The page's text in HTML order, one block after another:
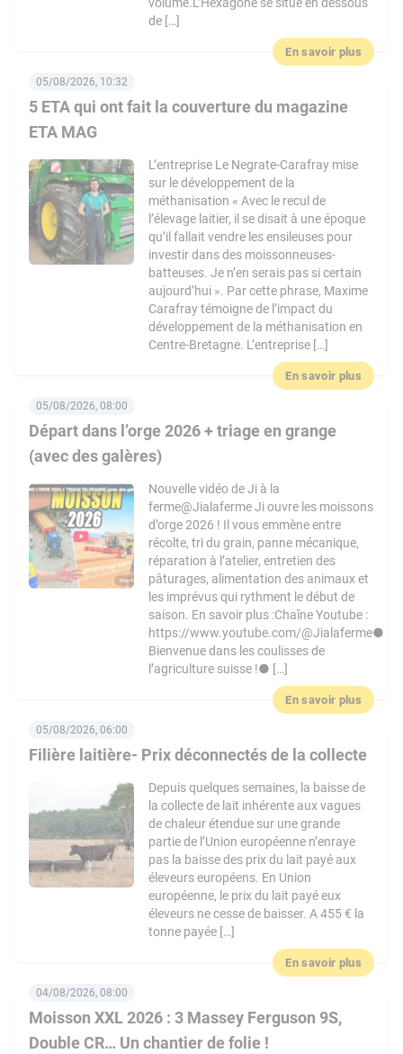
de […]
En savoir plus
5 ETA qui ont fait la couverture du magazine
ETA MAG
05/08/2026, 10:32
L’entreprise Le Negrate-Carafray mise
sur le développement de la
méthanisation « Avec le recul de
l’élevage laitier, il se disait à une époque
qu’il fallait vendre les ensileuses pour
investir dans des moissonneuses-
batteuses. Je n’en serais pas si certain
aujourd’hui ». Par cette phrase, Maxime
Carafray témoigne de l’impact du
développement de la méthanisation en
Centre-Bretagne. L’entreprise […]
En savoir plus
Départ dans l’orge 2026 + triage en grange
(avec des galères)
05/08/2026, 08:00
Nouvelle vidéo de Ji à la
ferme@Jialaferme Ji ouvre les moissons
d’orge 2026 ! Il vous emmène entre
récolte, tri du grain, panne mécanique,
réparation à l’atelier, entretien des
pâturages, alimentation des animaux et
les imprévus qui rythment le début de
saison. En savoir plus :Chaîne Youtube :
https://www.youtube.com/@Jialaferme●
Bienvenue dans les coulisses de
l’agriculture suisse !● […]
En savoir plus
Filière laitière- Prix déconnectés de la collecte
05/08/2026, 06:00
Depuis quelques semaines, la baisse de
la collecte de lait inhérente aux vagues
de chaleur étendue sur une grande
partie de l’Union européenne n’enraye
pas la baisse des prix du lait payé aux
éleveurs européens. En Union
européenne, le prix du lait payé eux
éleveurs ne cesse de baisser. A 455 € la
tonne payée […]
En savoir plus
Moisson XXL 2026 : 3 Massey Ferguson 9S,
Double CR… Un chantier de folie !
04/08/2026, 08:00